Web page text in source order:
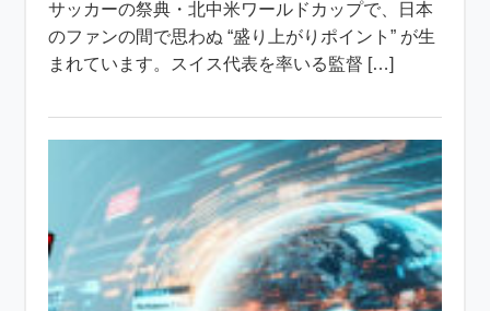
サッカーの祭典・北中米ワールドカップで、日本
のファンの間で思わぬ “盛り上がりポイント” が生
まれています。スイス代表を率いる監督 […]